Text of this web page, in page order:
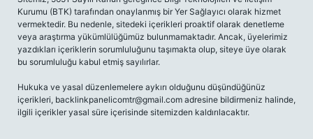
Kurumu (BTK) tarafından onaylanmış bir Yer Sağlayıcı olarak hizmet
vermektedir. Bu nedenle, sitedeki içerikleri proaktif olarak denetleme
veya araştırma yükümlülüğümüz bulunmamaktadır. Ancak, üyelerimiz
yazdıkları içeriklerin sorumluluğunu taşımakta olup, siteye üye olarak
bu sorumluluğu kabul etmiş sayılırlar.
Hukuka ve yasal düzenlemelere aykırı olduğunu düşündüğünüz
içerikleri, backlinkpanelicomtr@gmail.com adresine bildirmeniz halinde,
ilgili içerikler yasal süre içerisinde sitemizden kaldırılacaktır.